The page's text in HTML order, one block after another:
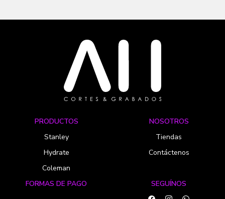
PRODUCTOS
Stanley
Hydrate
Coleman
NOSOTROS
Tiendas
Contáctenos
FORMAS DE PAGO
SEGUÍNOS